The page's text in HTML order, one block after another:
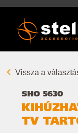
Vissza a
SHO 5630
TV